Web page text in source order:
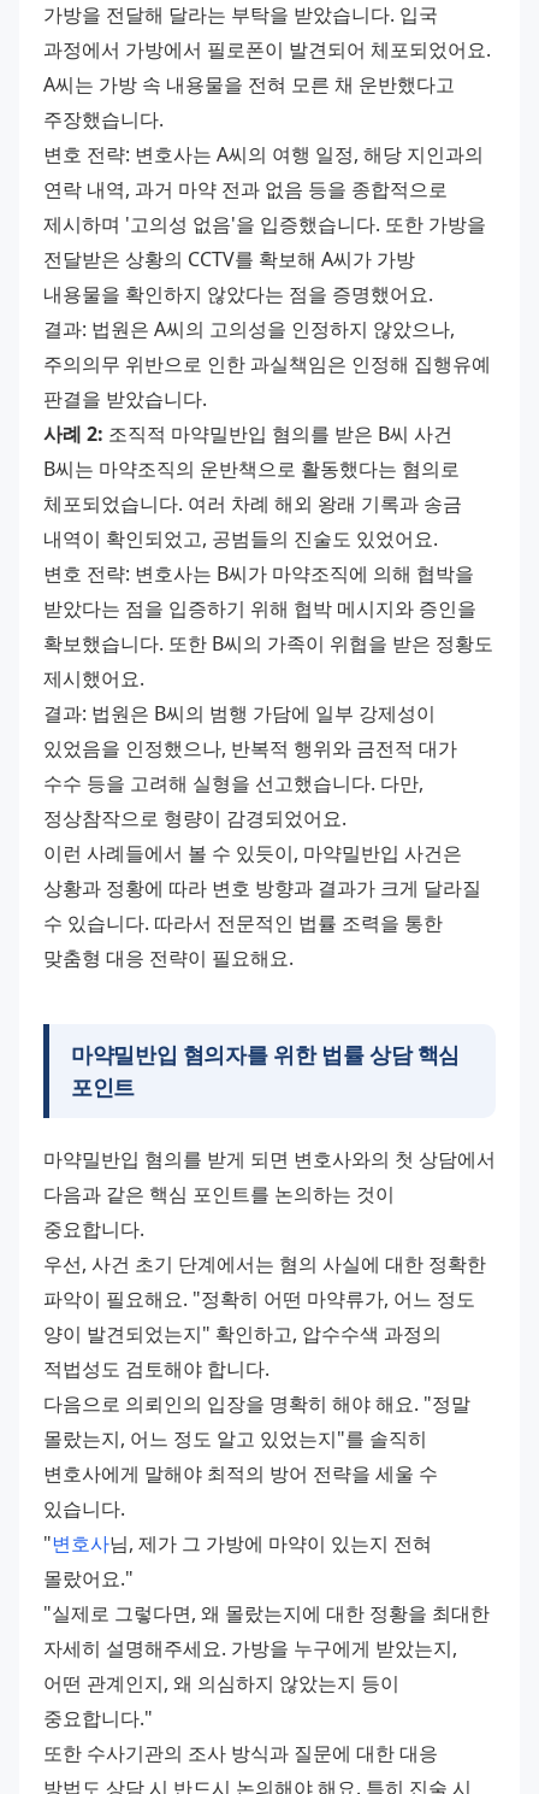
가방을 전달해 달라는 부탁을 받았습니다. 입국
과정에서 가방에서 필로폰이 발견되어 체포되었어요.
A씨는 가방 속 내용물을 전혀 모른 채 운반했다고
주장했습니다.
변호 전략: 변호사는 A씨의 여행 일정, 해당 지인과의
연락 내역, 과거 마약 전과 없음 등을 종합적으로
제시하며 '고의성 없음'을 입증했습니다. 또한 가방을
전달받은 상황의 CCTV를 확보해 A씨가 가방
내용물을 확인하지 않았다는 점을 증명했어요.
결과: 법원은 A씨의 고의성을 인정하지 않았으나,
주의의무 위반으로 인한 과실책임은 인정해 집행유예
판결을 받았습니다.
사례 2: 조직적 마약밀반입 혐의를 받은 B씨 사건
B씨는 마약조직의 운반책으로 활동했다는 혐의로
체포되었습니다. 여러 차례 해외 왕래 기록과 송금
내역이 확인되었고, 공범들의 진술도 있었어요.
변호 전략: 변호사는 B씨가 마약조직에 의해 협박을
받았다는 점을 입증하기 위해 협박 메시지와 증인을
확보했습니다. 또한 B씨의 가족이 위협을 받은 정황도
제시했어요.
결과: 법원은 B씨의 범행 가담에 일부 강제성이
있었음을 인정했으나, 반복적 행위와 금전적 대가
수수 등을 고려해 실형을 선고했습니다. 다만,
정상참작으로 형량이 감경되었어요.
이런 사례들에서 볼 수 있듯이, 마약밀반입 사건은
상황과 정황에 따라 변호 방향과 결과가 크게 달라질
수 있습니다. 따라서 전문적인 법률 조력을 통한
맞춤형 대응 전략이 필요해요.
마약밀반입 혐의자를 위한 법률 상담 핵심
포인트
마약밀반입 혐의를 받게 되면 변호사와의 첫 상담에서
다음과 같은 핵심 포인트를 논의하는 것이
중요합니다.
우선, 사건 초기 단계에서는 혐의 사실에 대한 정확한
파악이 필요해요. "정확히 어떤 마약류가, 어느 정도
양이 발견되었는지" 확인하고, 압수수색 과정의
적법성도 검토해야 합니다.
다음으로 의뢰인의 입장을 명확히 해야 해요. "정말
몰랐는지, 어느 정도 알고 있었는지"를 솔직히
변호사에게 말해야 최적의 방어 전략을 세울 수
있습니다.
"변호사님, 제가 그 가방에 마약이 있는지 전혀
몰랐어요."
"실제로 그렇다면, 왜 몰랐는지에 대한 정황을 최대한
자세히 설명해주세요. 가방을 누구에게 받았는지,
어떤 관계인지, 왜 의심하지 않았는지 등이
중요합니다."
또한 수사기관의 조사 방식과 질문에 대한 대응
방법도 상담 시 반드시 논의해야 해요. 특히 진술 시